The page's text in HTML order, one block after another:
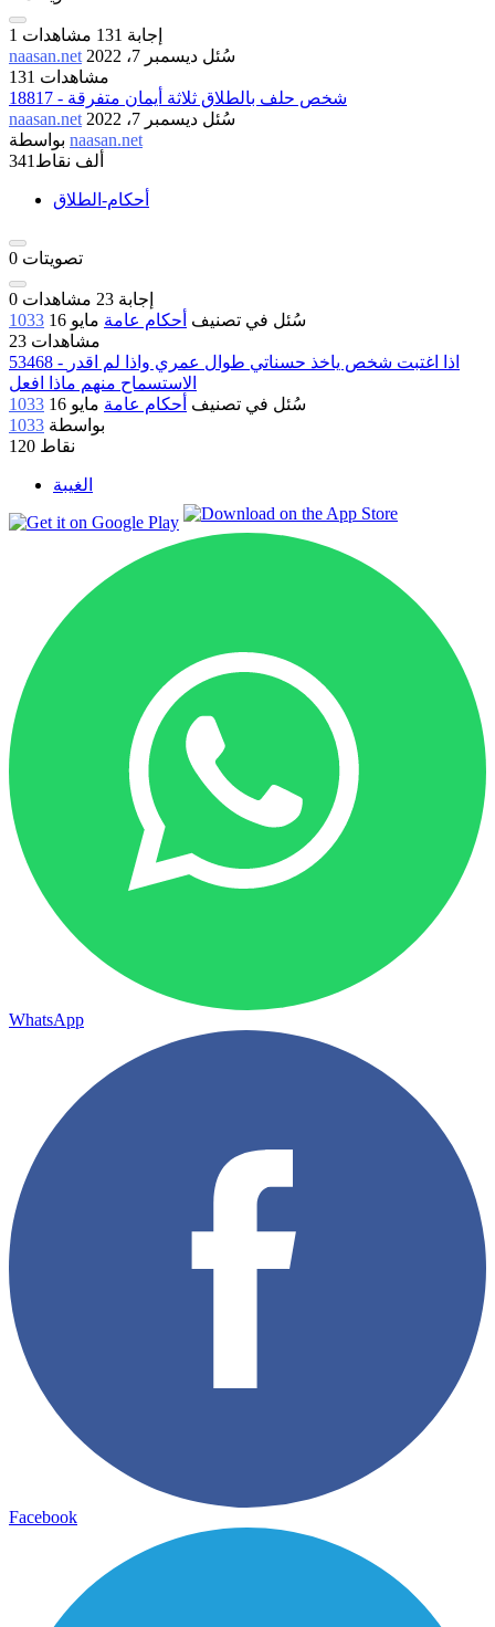
1 إجابة 131 مشاهدات
naasan.net
سُئل ديسمبر 7، 2022
131 مشاهدات
18817 - شخص حلف بالطلاق ثلاثة أيمان متفرقة
naasan.net
سُئل ديسمبر 7، 2022
naasan.net
341ألف نقاط
أحكام-الطلاق
0 تصويتات
0 إجابة 23 مشاهدات
1033
سُئل في تصنيف أحكام عامة مايو 16
23 مشاهدات
53468 - اذا اغتبت شخص ياخذ حسناتي طوال عمري واذا لم اقدر
الاستسماح منهم ماذا افعل
1033
سُئل في تصنيف أحكام عامة مايو 16
بواسطة 1033
120 نقاط
الغيبة
WhatsApp
Facebook